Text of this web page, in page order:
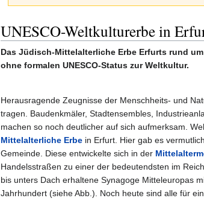
Navigation
springen
Suche
springen
UNESCO-Weltkulturerbe in
Das Jüdisch-Mittelalterliche Erbe Erfurts rund
ohne formalen UNESCO-Status zur Weltkultur.
Herausragende Zeugnisse der Menschheits- und
tragen. Baudenkmäler, Stadtensembles,
machen so noch deutlicher auf sich aufmerksam.
Mittelalterliche Erbe in Erfurt. Hier gab es
Gemeinde. Diese entwickelte sich in der
Handelsstraßen zu einer der bedeutendsten im
bis unters Dach erhaltene Synagoge Mitteleuropas
Jahrhundert (siehe Abb.). Noch heute sind alle für